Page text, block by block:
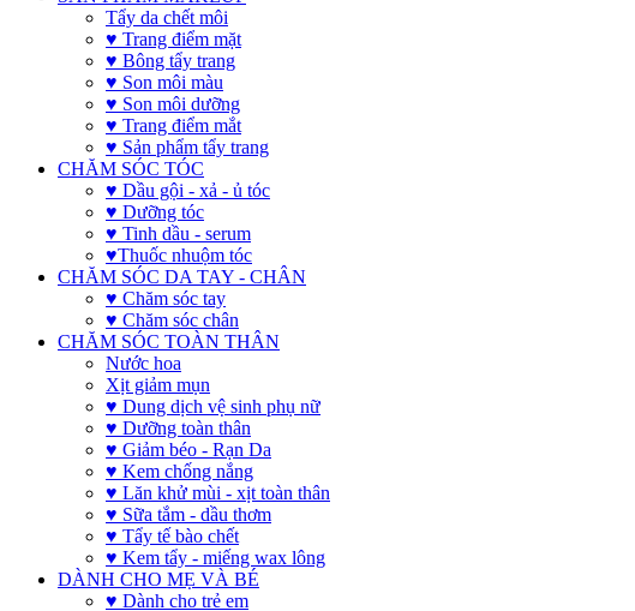
Tẩy da chết môi
♥ Trang điểm mặt
♥ Bông tẩy trang
♥ Son môi màu
♥ Son môi dưỡng
♥ Trang điểm mắt
♥ Sản phẩm tẩy trang
CHĂM SÓC TÓC
♥ Dầu gội - xả - ủ tóc
♥ Dưỡng tóc
♥ Tinh dầu - serum
♥Thuốc nhuộm tóc
CHĂM SÓC DA TAY - CHÂN
♥ Chăm sóc tay
♥ Chăm sóc chân
CHĂM SÓC TOÀN THÂN
Nước hoa
Xịt giảm mụn
♥ Dung dịch vệ sinh phụ nữ
♥ Dưỡng toàn thân
♥ Giảm béo - Rạn Da
♥ Kem chống nắng
♥ Lăn khử mùi - xịt toàn thân
♥ Sữa tắm - dầu thơm
♥ Tẩy tế bào chết
♥ Kem tẩy - miếng wax lông
DÀNH CHO MẸ VÀ BÉ
♥ Dành cho trẻ em